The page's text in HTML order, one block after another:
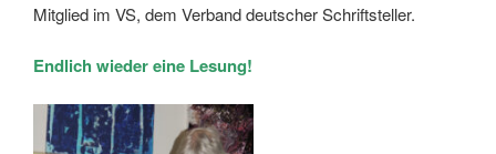
Mitglied im VS, dem Verband deutscher Schriftsteller.
Endlich wieder eine Lesung!